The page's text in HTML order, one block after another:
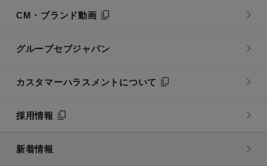
CM・ブランド動画
グループセブジャパン
カスタマーハラスメントについて
採用情報
新着情報